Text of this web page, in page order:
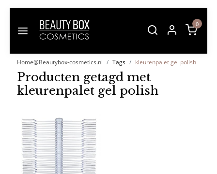
0
Home@Beautybox-cosmetics.nl Tags kleurenpalet gel polish
Producten getagd met
kleurenpalet gel polish